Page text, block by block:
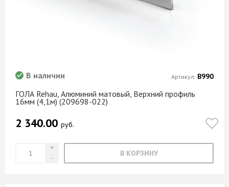
ГОЛА Rehau, Алюминий матовый, Верхний профиль
16мм (4,1м) (209698-022)
В наличии
2 340.00 руб.
В КОРЗИНУ
Артикул: В990